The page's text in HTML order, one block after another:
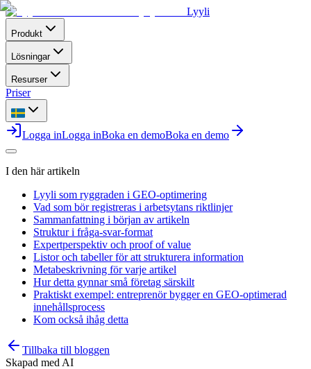
Lyyli
Produkt
Lösningar
Resurser
Priser
Logga inLogga inBoka en demoBoka en demo
I den här artikeln
Lyyli som ryggraden i GEO-optimering
Vad som bör registreras i arbetsytans riktlinjer
Sammanfattning i början av artikeln
Struktur i fråga-svar-format
Expertperspektiv och proof of value
Listor och tabeller för att strukturera information
Metabeskrivning för varje artikel
Hur detta gynnar små företag särskilt
Praktiskt exempel: entreprenör bygger en GEO-optimerad
innehållsprocess
Kom också ihåg detta
Tillbaka till bloggen
Skapad med AI